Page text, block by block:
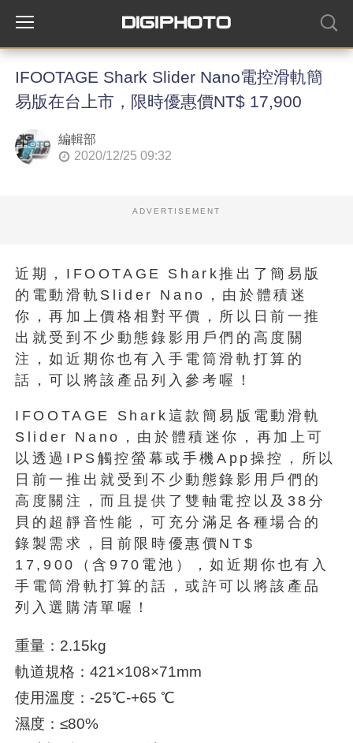
IFOOTAGE Shark Slider Nano電控滑軌簡
易版在台上市，限時優惠價NT$ 17,900
編輯部
2020/12/25 09:32
ADVERTISEMENT
近期，IFOOTAGE Shark推出了簡易版
的電動滑軌Slider Nano，由於體積迷
你，再加上價格相對平價，所以日前一推
出就受到不少動態錄影用戶們的高度關
注，如近期你也有入手電筒滑軌打算的
話，可以將該產品列入參考喔！
IFOOTAGE Shark這款簡易版電動滑軌
Slider Nano，由於體積迷你，再加上可
以透過IPS觸控螢幕或手機App操控，所以
日前一推出就受到不少動態錄影用戶們的
高度關注，而且提供了雙軸電控以及38分
貝的超靜音性能，可充分滿足各種場合的
錄製需求，目前限時優惠價NT$
17,900（含970電池），如近期你也有入
手電筒滑軌打算的話，或許可以將該產品
列入選購清單喔！
重量：2.15kg
軌道規格：421×108×71mm
使用溫度：-25℃-+65 ℃
濕度：≤80%